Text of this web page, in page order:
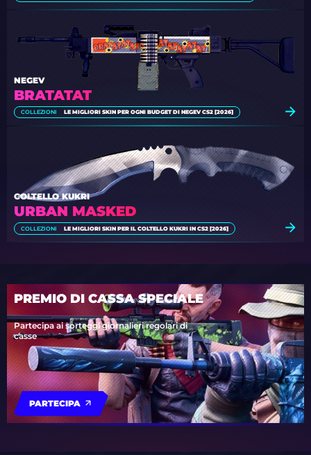
BRATATAT
NEGEV
COLLEZIONI LE MIGLIORI SKIN PER OGNI BUDGET DI NEGEV CS2 [2026]
URBAN MASKED
COLTELLO KUKRI
COLLEZIONI LE MIGLIORI SKIN PER IL COLTELLO KUKRI IN CS2 [2026]
PREMIO DI CASSA SPECIALE
Partecipa ai sorteggi giornalieri regolari di
casse
PARTECIPA